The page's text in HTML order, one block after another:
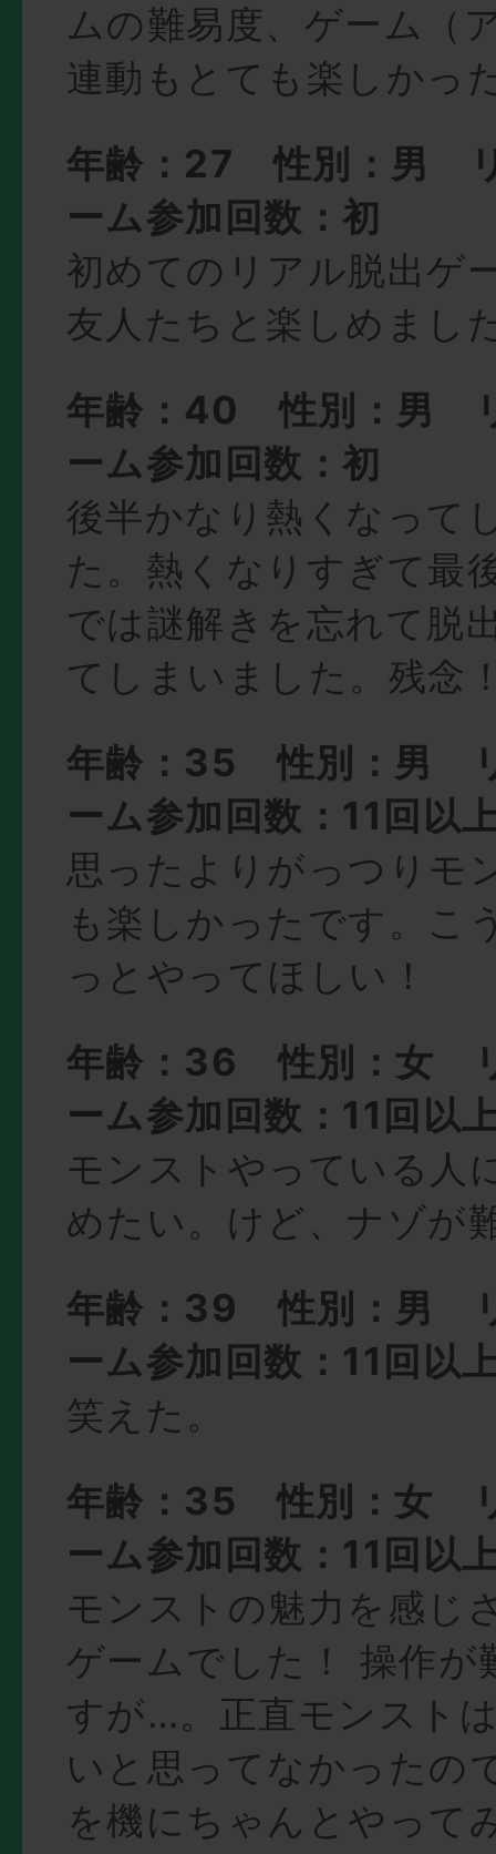
ムの難易度、ゲーム（
連動もとても楽しかっ
年齢：27 性別：男
ーム参加回数：初
初めてのリアル脱出ゲ
友人たちと楽しめまし
年齢：40 性別：男
ーム参加回数：初
後半かなり熱くなって
た。熱くなりすぎて最
では謎解きを忘れて脱
てしまいました。残念
年齢：35 性別：男
ーム参加回数：11回以
思ったよりがっつりモ
も楽しかったです。こ
っとやってほしい！
年齢：36 性別：女
ーム参加回数：11回以
モンストやっている人
めたい。けど、ナゾが
年齢：39 性別：男
ーム参加回数：11回以
笑えた。
年齢：35 性別：女
ーム参加回数：11回以
モンストの魅力を感じ
ゲームでした！ 操作が
すが…。正直モンスト
いと思ってなかったの
を機にちゃんとやって